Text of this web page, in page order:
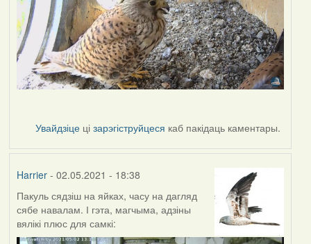
Увайдзіце цізарэгіструйцеся каб пакідаць каментары.
Harrier- 02.05.2021 - 18:38
Пакуль сядзіш на яйках, часу на дагляд
сябе навалам. І гэта, магчыма, адзіны
вялікі плюс для самкі: